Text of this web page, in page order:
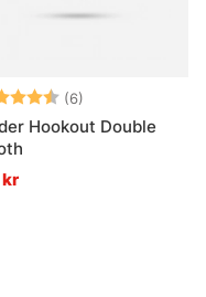
(6)
Hookout Double